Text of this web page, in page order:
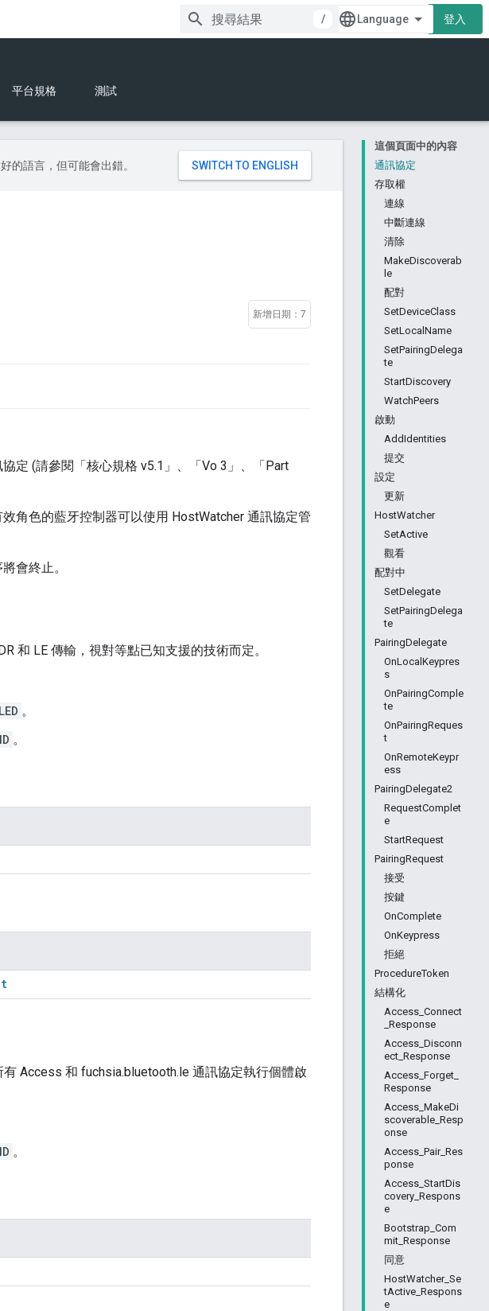
/
登入
平台規格 測試
這個頁面中的內容
通訊協定
存取權
連線
中斷連線
清除
MakeDiscoverab
le
配對
SetDeviceClass
SetLocalName
SetPairingDelega
te
StartDiscovery
WatchPeers
啟動
AddIdentities
提交
設定
更新
HostWatcher
SetActive
觀看
配對中
SetDelegate
SetPairingDelega
te
PairingDelegate
OnLocalKeypres
s
OnPairingComple
te
OnPairingReques
t
OnRemoteKeypr
ess
PairingDelegate2
RequestComplet
e
StartRequest
PairingRequest
接受
按鍵
OnComplete
OnKeypress
拒絕
ProcedureToken
結構化
Access_Connect
_Response
Access_Disconn
ect_Response
Access_Forget_
Response
Access_MakeDi
scoverable_Resp
onse
Access_Pair_Res
ponse
Access_StartDis
covery_Respons
e
Bootstrap_Com
mit_Response
同意
HostWatcher_Se
tActive_Respons
e
的語言，但可能會出錯。
新增日期：7
定 (請參閱「核心規格 v5.1」、「Vo 3」、「Part
角色的藍牙控制器可以使用 HostWatcher 通訊協定管
會終止。
和 LE 傳輸，視對等點已知支援的技術而定。
。
。
Access 和 fuchsia.bluetooth.le 通訊協定執行個體啟
。